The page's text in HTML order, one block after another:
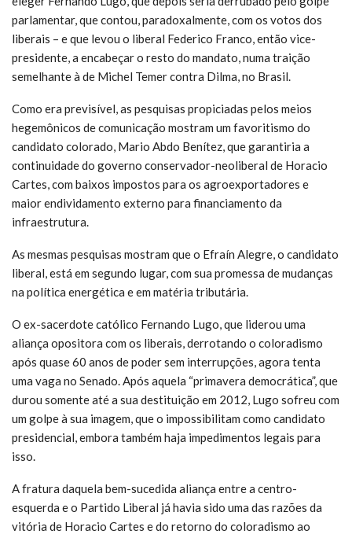
parlamentar, que contou, paradoxalmente, com os votos dos
liberais – e que levou o liberal Federico Franco, então vice-
presidente, a encabeçar o resto do mandato, numa traição
semelhante à de Michel Temer contra Dilma, no Brasil.
Como era previsível, as pesquisas propiciadas pelos meios
hegemônicos de comunicação mostram um favoritismo do
candidato colorado, Mario Abdo Benítez, que garantiria a
continuidade do governo conservador-neoliberal de Horacio
Cartes, com baixos impostos para os agroexportadores e
maior endividamento externo para financiamento da
infraestrutura.
As mesmas pesquisas mostram que o Efraín Alegre, o candidato
liberal, está em segundo lugar, com sua promessa de mudanças
na política energética e em matéria tributária.
O ex-sacerdote católico Fernando Lugo, que liderou uma
aliança opositora com os liberais, derrotando o coloradismo
após quase 60 anos de poder sem interrupções, agora tenta
uma vaga no Senado. Após aquela “primavera democrática”, que
durou somente até a sua destituição em 2012, Lugo sofreu com
um golpe à sua imagem, que o impossibilitam como candidato
presidencial, embora também haja impedimentos legais para
isso.
A fratura daquela bem-sucedida aliança entre a centro-
esquerda e o Partido Liberal já havia sido uma das razões da
vitória de Horacio Cartes e do retorno do coloradismo ao